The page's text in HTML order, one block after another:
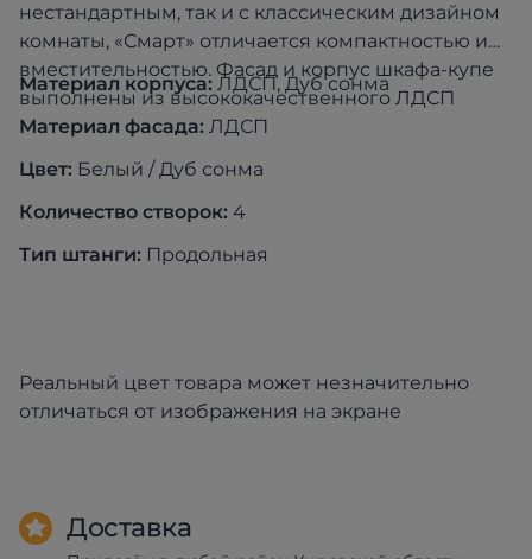
нестандартным, так и с классическим дизайном
комнаты, «Смарт» отличается компактностью и
вместительностью. Фасад и корпус шкафа-купе
выполнены из высококачественного ЛДСП
Материал корпуса: ЛДСП, Дуб сонма
Материал фасада: ЛДСП
Цвет: Белый / Дуб сонма
Количество створок: 4
Тип штанги: Продольная
Реальный цвет товара может незначительно
отличаться от изображения на экране
Доставка